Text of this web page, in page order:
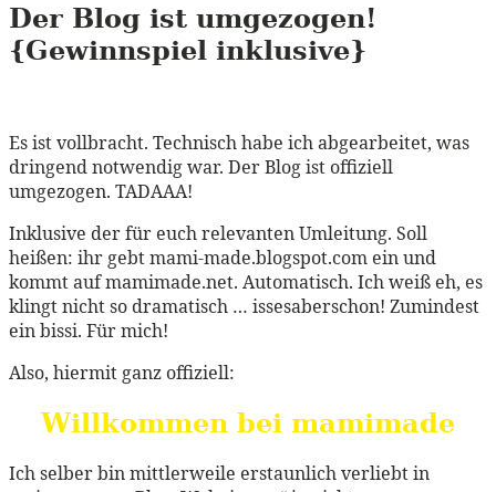
Der Blog ist umgezogen!
{Gewinnspiel inklusive}
Es ist vollbracht. Technisch habe ich abgearbeitet, was
dringend notwendig war. Der Blog ist offiziell
umgezogen. TADAAA!
Inklusive der für euch relevanten Umleitung. Soll
heißen: ihr gebt mami-made.blogspot.com ein und
kommt auf mamimade.net. Automatisch. Ich weiß eh, es
klingt nicht so dramatisch … issesaberschon! Zumindest
ein bissi. Für mich!
Also, hiermit ganz offiziell:
Willkommen bei mamimade
Ich selber bin mittlerweile erstaunlich verliebt in